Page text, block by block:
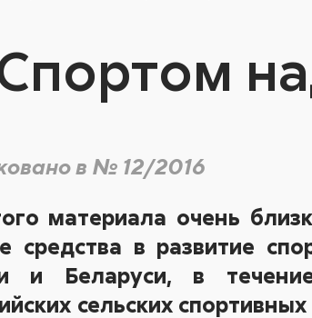
в № 12/2016
материала очень
средства в развитие
и Беларуси, в
сельских